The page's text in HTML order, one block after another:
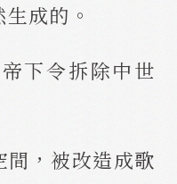
成的。
下令拆除中世
間，被改造成歌